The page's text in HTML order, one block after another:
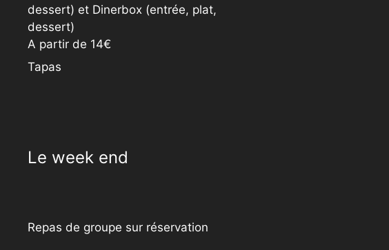
dessert) et Dinerbox (entrée, plat,
dessert)
A partir de 14€
Tapas
Le week end
Repas de groupe sur réservation